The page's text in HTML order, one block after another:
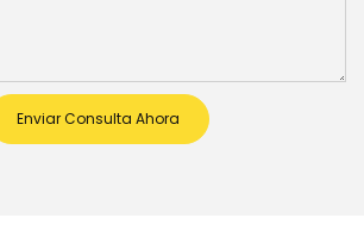
Enviar Consulta Ahora